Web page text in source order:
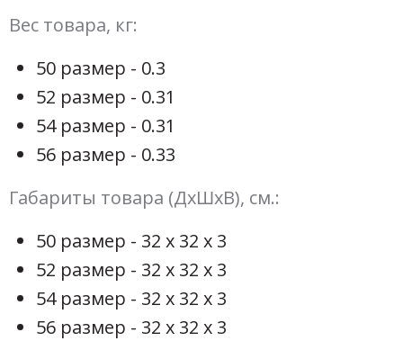
Вес товара, кг:
50 размер - 0.3
52 размер - 0.31
54 размер - 0.31
56 размер - 0.33
Габариты товара (ДхШхВ), см.:
50 размер - 32 х 32 х 3
52 размер - 32 х 32 х 3
54 размер - 32 х 32 х 3
56 размер - 32 х 32 х 3